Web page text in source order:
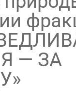
— ЗА